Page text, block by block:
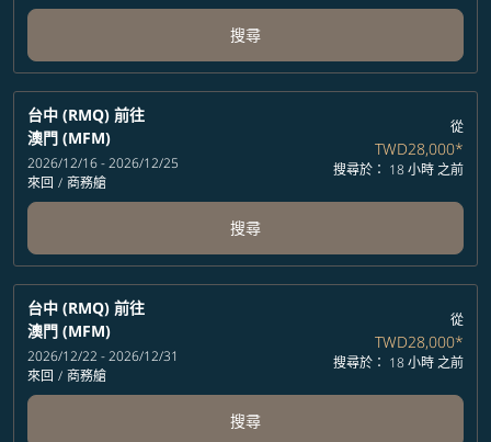
搜尋
台中 (RMQ) 前往
澳門 (MFM)
2026/12/16 - 2026/12/25
來回 / 商務艙
從
TWD28,000*
搜尋於： 18 小時 之前
搜尋
台中 (RMQ) 前往
澳門 (MFM)
2026/12/22 - 2026/12/31
來回 / 商務艙
從
TWD28,000*
搜尋於： 18 小時 之前
搜尋